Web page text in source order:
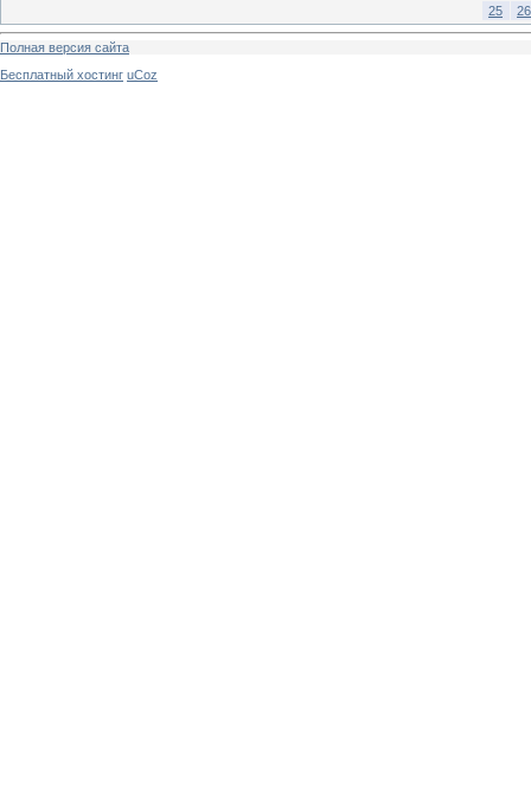
25
26
Полная версия сайта
Бесплатный хостинг uCoz